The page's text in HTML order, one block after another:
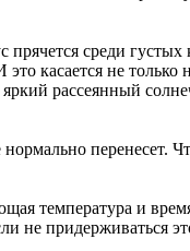
среди густых
касается не только
яркий рассеянный
перенесет.
температура и
не придерживаться